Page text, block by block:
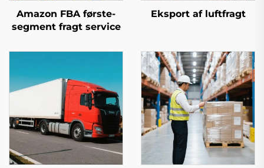
Amazon FBA første-
segment fragt service
Eksport af luftfragt